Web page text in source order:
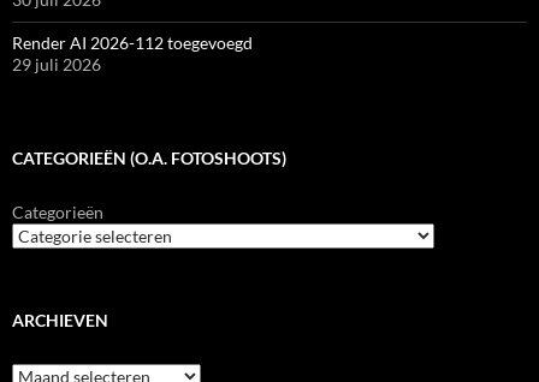
Render AI 2026-112 toegevoegd
29 juli 2026
CATEGORIEËN (O.A. FOTOSHOOTS)
Categorieën
ARCHIEVEN
Archieven